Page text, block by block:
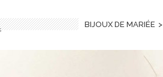
BIJOUX DE MARIÉE >